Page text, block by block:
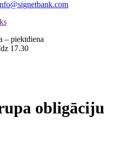
– piektdiena
17.30
obligāciju